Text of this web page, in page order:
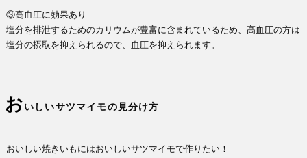
③高血圧に効果あり
塩分を排泄するためのカリウムが豊富に含まれているため、高血圧の方は
塩分の摂取を抑えられるので、血圧を抑えられます。
おいしいサツマイモの見分け方
おいしい焼きいもにはおいしいサツマイモで作りたい！